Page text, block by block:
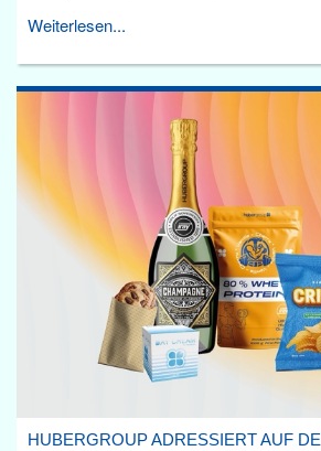
Weiterlesen...
HUBERGROUP ADRESSIERT AUF